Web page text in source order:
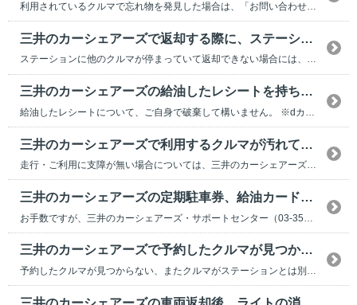
利用されているクルマで忘れ物を発見した場合は、「お問い合わせ・傷・忘れ物のご報告」ページよりご...
三井のカーシェアーズで返却する際に、ステーションに他のクルマが停まっていた。どうすればいいですか？
ステーションに他のクルマが停まっていて返却できない場合には、三井のカーシェアーズ・サポートセン...
三井のカーシェアーズの給油したレシートを持ち帰ってしまいました。どうすればいいですか？
三井のカーシェアーズで利用するクルマが汚れていたり、異臭がしていたりした場合にはどうすればいいですか？
走行・ご利用に支障が無い場合については、三井のカーシェアーズ・ホームページ「お問い合わせフォー...
三井のカーシェアーズの定期駐車券、給油カードを紛失 または 損傷してしまった。どうすればいいですか？
三井のカーシェアーズで予約したクルマが見つかりません。また予約したクルマが見つかりましたが、ステーションとは別の場所（時間貸しの車室等）に停まっています。...
予約したクルマが見つからない、またクルマがステーションとは別の場所（時間貸し車室等）に停まって...